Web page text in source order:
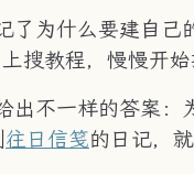
了为什么要建自
搜教程，慢慢开
出不一样的答案
往日信笺的日记，